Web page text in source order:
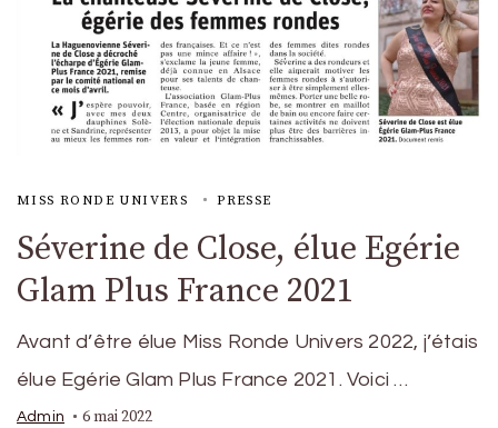
MISS RONDE UNIVERS PRESSE
Séverine de Close, élue Egérie
Glam Plus France 2021
Avant d’être élue Miss Ronde Univers 2022, j’étais
élue Egérie Glam Plus France 2021. Voici …
Admin 6 mai 2022